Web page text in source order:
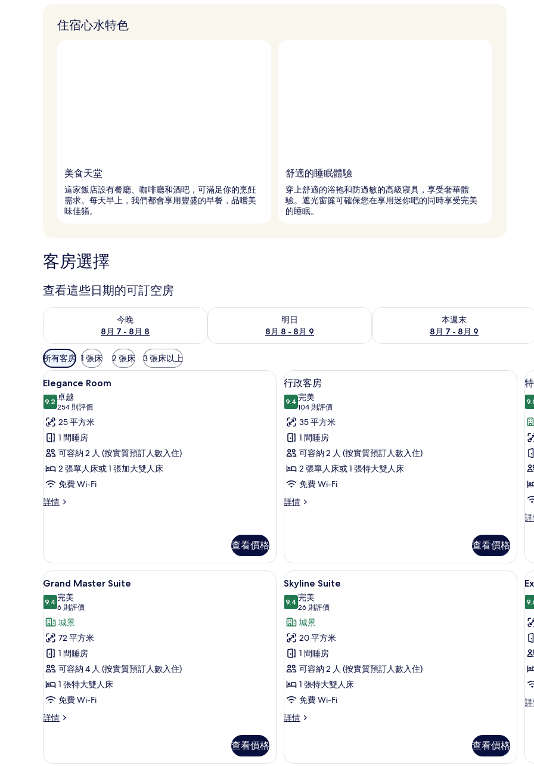
住宿心水特色
美食天堂
這家飯店設有餐廳、咖啡廳和酒吧，可滿足你的烹飪
需求。每天早上，我們都會享用豐盛的早餐，品嚐美
味佳餚。
舒適的睡眠體驗
穿上舒適的浴袍和防過敏的高級寢具，享受奢華體
驗。遮光窗簾可確保您在享用迷你吧的同時享受完美
的睡眠。
客房選擇
查看這些日期的可訂空房
今晚
8月 7 - 8月 8
查看今晚 8月 7 - 8月 8的可訂空房
明日
8月 8 - 8月 9
查看明日 8月 8 - 8月 9的可訂空房
本週末
8月 7 - 8月 9
查看本週末 8月 7 - 8月 9的可訂空房
可
用
嘅
客
房
篩
選
條
件
所有客房 1 張床 2 張床 3 張床以上
載
入
所
有
Elegance
Room
的
相
片
高級寢具、迷你吧、房內夾萬、書桌
4
Elegance Room
9.29.2 分，滿分 10 分
卓越
254 則評價
(254
則
評
價)
25 平方米
1 間睡房
可容納 2 人 (按實質預訂人數入住)
2 張單人床或 1 張加大雙人床
免費 Wi-Fi
詳情
Elegance
查看價格
載
入
所
有
行
政
客
房
的
行政客房 | 高級寢具、迷你吧、房內夾
4
行政客房
9.49.4 分，滿分 10 分
完美
104 則評價
(104
則
評
價)
35 平方米
1 間睡房
可容納 2 人 (按實質預訂人數入住)
2 張單人床或 1 張特大雙人床
免費 Wi-Fi
詳情
行
情
查看價格
特
詳
情
載
入
所
有
Grand
Master
Suite
的
相
片
高級寢具、迷你吧、房內夾萬、書桌
10
Grand Master Suite
9.49.4 分，滿分 10 分
完美
6 則評價
(6
則
評
價)
城景
72 平方米
1 間睡房
可容納 4 人 (按實質預訂人數入住)
1 張特大雙人床
免費 Wi-Fi
詳情
Grand
情
查看價格
載
入
所
有
Skyline
Suite
的
相
片
Skyline Suite | 高級寢具、迷你吧、房
4
Skyline Suite
9.49.4 分，滿分 10 分
完美
26 則評價
(26
則
評
價)
城景
20 平方米
1 間睡房
可容納 2 人 (按實質預訂人數入住)
1 張特大雙人床
免費 Wi-Fi
詳情
Skyline
查看價格
載